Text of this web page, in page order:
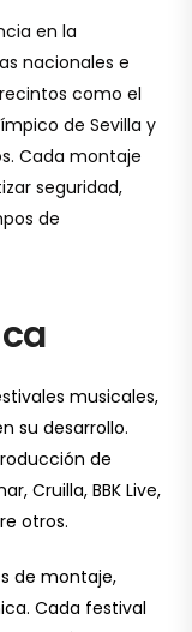
en la
nacionales e
como el
de Sevilla y
Cada montaje
seguridad,
de
musicales,
su desarrollo.
de
Cruilla, BBK Live,
otros.
de montaje,
Cada festival